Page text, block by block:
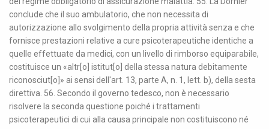
conclude che il suo ambulatorio, che non necessita di
autorizzazione allo svolgimento della propria attività senza e che
fornisce prestazioni relative a cure psicoterapeutiche identiche a
quelle effettuate da medici, con un livello di rimborso equiparabile,
costituisce un «altr[o] istitut[o] della stessa natura debitamente
riconosciut[o]» ai sensi dell'art. 13, parte A, n. 1, lett. b), della sesta
direttiva. 56. Secondo il governo tedesco, non è necessario
risolvere la seconda questione poiché i trattamenti
psicoterapeutici di cui alla causa principale non costituiscono né